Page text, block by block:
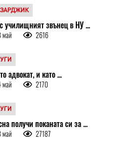
училищният звънец в НУ ...
май 2616
адвокат, и като ...
май 2170
получи поканата си за ...
май 27187